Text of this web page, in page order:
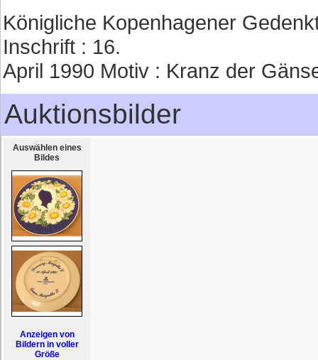
Königliche Kopenhagener
Inschrift : 16.
April 1990 Motiv : Kranz der
Auktionsbilder
Auswählen eines
Bildes
Anzeigen von
Bildern in voller
Größe